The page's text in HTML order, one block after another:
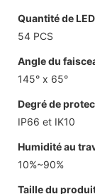
Quantité de
54 PCS
Angle du
145° x 65°
Degré de
IP66 et IK10
Humidité au
10%~90%
Taille du